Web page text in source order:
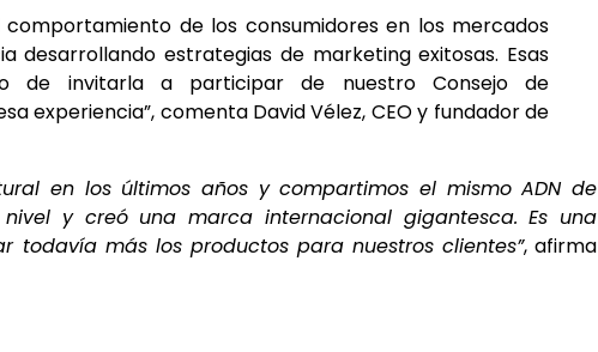
de los consumidores en los mercados
desarrollando estrategias de marketing exitosas. Esas
de invitarla a participar de nuestro Consejo de
experiencia”, comenta David Vélez, CEO y fundador de
en los últimos años y compartimos el mismo ADN de
y creó una marca internacional gigantesca. Es una
más los productos para nuestros clientes”, afirma